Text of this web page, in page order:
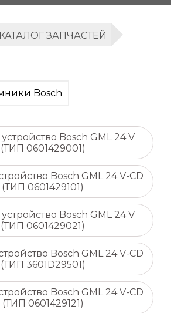
КАТАЛОГ ЗАПЧАСТЕЙ
Bosch
Bosch GML 24 V
(ТИП 0601429001)
Bosch GML 24 V-CD
(ТИП 0601429101)
Bosch GML 24 V
(ТИП 0601429021)
Bosch GML 24 V-CD
(ТИП 3601D29501)
Bosch GML 24 V-CD
(ТИП 0601429121)